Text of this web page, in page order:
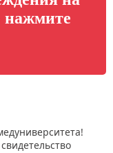
нажмите